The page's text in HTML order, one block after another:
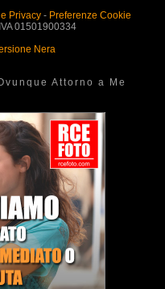
Privacy- Preferenze Cookie
01501900334
Nera
Attorno a Me